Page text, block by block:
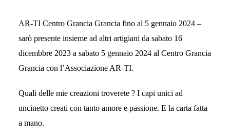
AR-TI Centro Grancia Grancia fino al 5 gennaio 2024 –
sarò presente insieme ad altri artigiani da sabato 16
dicembbre 2023 a sabato 5 gennaio 2024 al Centro Grancia
Grancia con l’Associazione AR-TI.
Quali delle mie creazioni troverete ? I capi unici ad
uncinetto creati con tanto amore e passione. E la carta fatta
a mano.